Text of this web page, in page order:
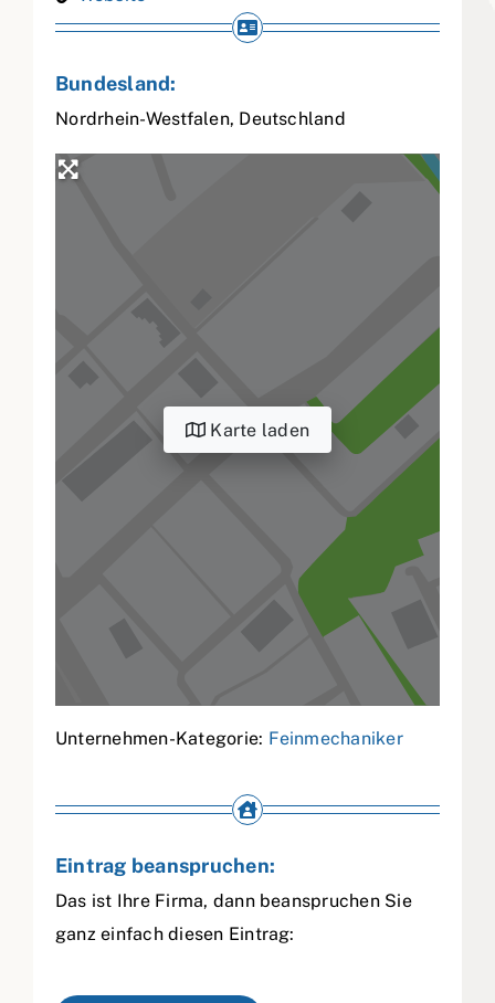
Bundesland:
Nordrhein-Westfalen, Deutschland
Karte laden
Unternehmen-Kategorie: Feinmechaniker
Eintrag beanspruchen:
Das ist Ihre Firma, dann beanspruchen Sie
ganz einfach diesen Eintrag: